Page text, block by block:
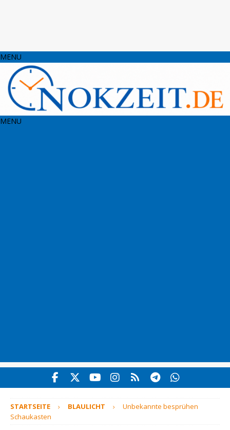
MENU
MENU
STARTSEITE BLAULICHT
Unbekannte besprühen
Schaukasten